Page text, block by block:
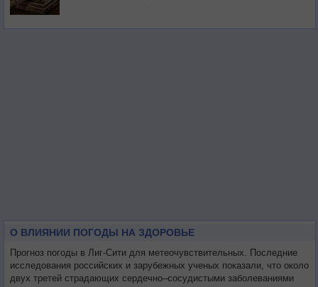
О ВЛИЯНИИ ПОГОДЫ НА ЗДОРОВЬЕ
Прогноз погоды в Лиг-Сити для метеочувствительных. Последние
исследования российских и зарубежных ученых показали, что около
двух третей страдающих сердечно–сосудистыми заболеваниями